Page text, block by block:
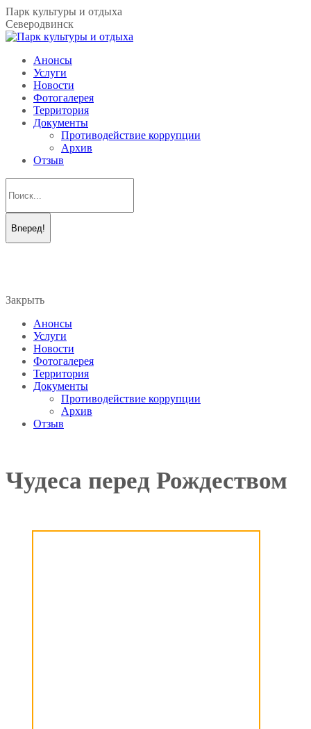
Перейти
к
содержанию
Парк культуры и отдыха
Северодвинск
Анонсы
Услуги
Новости
Фотогалерея
Территория
Документы
Противодействие коррупции
Архив
Отзыв
new
new
Закрыть
Анонсы
Услуги
Новости
Фотогалерея
Территория
Документы
Противодействие коррупции
Архив
Отзыв
Чудеса перед Рождеством